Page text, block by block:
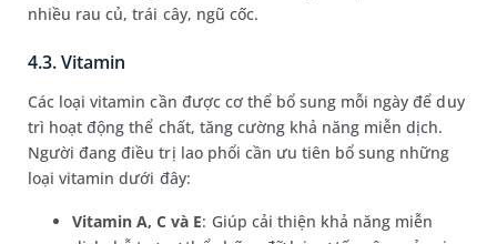
nhiều rau củ, trái cây, ngũ cốc.
4.3. Vitamin
Các loại vitamin cần được cơ thể bổ sung mỗi ngày để duy
trì hoạt động thể chất, tăng cường khả năng miễn dịch.
Người đang điều trị lao phổi cần ưu tiên bổ sung những
loại vitamin dưới đây:
Vitamin A, C và E: Giúp cải thiện khả năng miễn